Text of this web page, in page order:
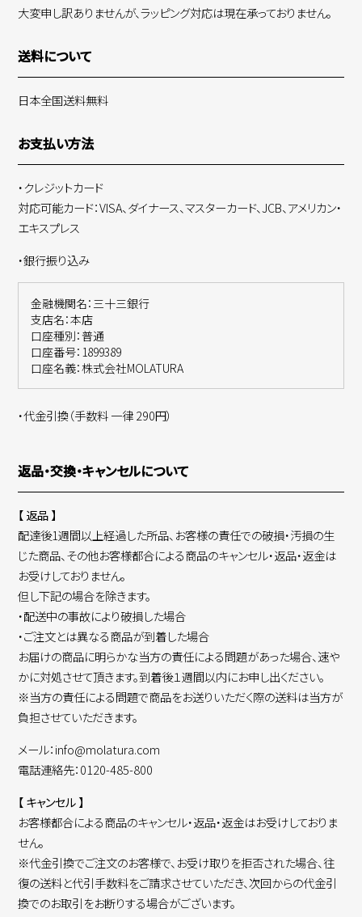
大変申し訳ありませんが、ラッピング対応は現在承っておりません。
送料について
日本全国送料無料
お支払い方法
・クレジットカード
対応可能カード：VISA、ダイナース、マスターカード、JCB、アメリカン・
エキスプレス
・銀行振り込み
金融機関名：三十三銀行
支店名：本店
口座種別：普通
口座番号：1899389
口座名義：株式会社MOLATURA
・代金引換（手数料 一律 290円）
返品・交換・キャンセルについて
【 返品 】
配達後1週間以上経過した所品、お客様の責任での破損・汚損の生
じた商品、その他お客様都合による商品のキャンセル・返品・返金は
お受けしておりません。
但し下記の場合を除きます。
・配送中の事故により破損した場合
・ご注文とは異なる商品が到着した場合
お届けの商品に明らかな当方の責任による問題があった場合、速や
かに対処させて頂きます。到着後１週間以内にお申し出ください。
※当方の責任による問題で商品をお送りいただく際の送料は当方が
負担させていただきます。
メール：info@molatura.com
電話連絡先：0120-485-800
【 キャンセル 】
お客様都合による商品のキャンセル・返品・返金はお受けしておりま
せん。
※代金引換でご注文のお客様で、お受け取りを拒否された場合、往
復の送料と代引手数料をご請求させていただき、次回からの代金引
換でのお取引をお断りする場合がございます。